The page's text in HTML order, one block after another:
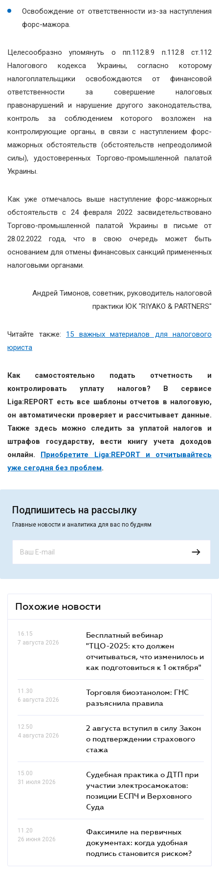
Освобождение от ответственности из-за наступления
форс-мажора.
Целесообразно упомянуть о пп.112.8.9 п.112.8 ст.112
Налогового кодекса Украины, согласно которому
налогоплательщики освобождаются от финансовой
ответственности за совершение налоговых
правонарушений и нарушение другого законодательства,
контроль за соблюдением которого возложен на
контролирующие органы, в связи с наступлением форс-
мажорных обстоятельств (обстоятельств непреодолимой
силы), удостоверенных Торгово-промышленной палатой
Украины.
Как уже отмечалось выше наступление форс-мажорных
обстоятельств с 24 февраля 2022 засвидетельствовано
Торгово-промышленной палатой Украины в письме от
28.02.2022 года, что в свою очередь может быть
основанием для отмены финансовых санкций примененных
налоговыми органами.
Андрей Тимонов, советник, руководитель налоговой
практики ЮК "RIYAKO & PARTNERS"
Читайте также: 15 важных материалов для налогового
юриста
Как самостоятельно подать отчетность и
контролировать уплату налогов? В сервисе
Liga:REPORT есть все шаблоны отчетов в налоговую,
он автоматически проверяет и рассчитывает данные.
Также здесь можно следить за уплатой налогов и
штрафов государству, вести книгу учета доходов
онлайн. Приобретите Liga:REPORT и отчитывайтесь
уже сегодня без проблем.
Подпишитесь на рассылку
Главные новости и аналитика для вас по будням
Похожие новости
16.15
7 августа 2026
Бесплатный вебинар
"ТЦО-2025: кто должен
отчитываться, что изменилось и
как подготовиться к 1 октября"
11.30
6 августа 2026
Торговля биоэтанолом: ГНС
разъяснила правила
12.50
4 августа 2026
2 августа вступил в силу Закон
о подтверждении страхового
стажа
15.00
31 июля 2026
Судебная практика о ДТП при
участии электросамокатов:
позиции ЕСПЧ и Верховного
Суда
11.20
26 июня 2026
Факсимиле на первичных
документах: когда удобная
подпись становится риском?